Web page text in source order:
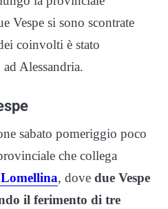
Vespe si sono scontrate
coinvolti è stato
Alessandria.
sabato pomeriggio poco
che collega
, dove due Vespe
il ferimento di tre